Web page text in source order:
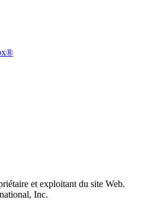
et exploitant du site Web.
Inc.